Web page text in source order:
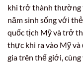
khi trở thành thường
năm sinh sống với
quốc tịch Mỹ và trở
thực khi ra vào Mỹ
gia trên thế giới,